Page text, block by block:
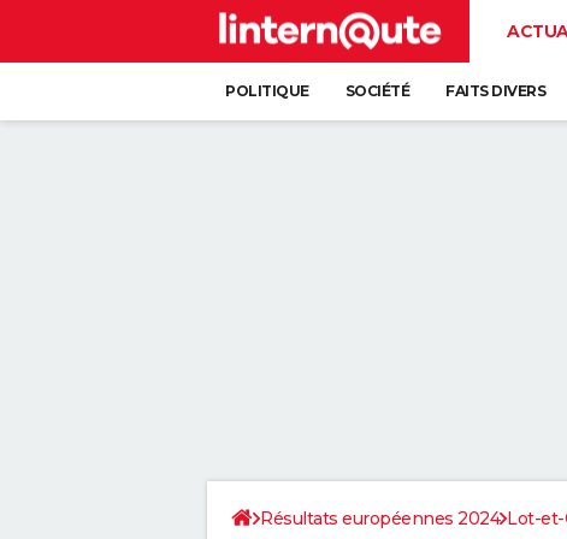
POLITIQUE SOCIÉTÉ FAITS DIVERS
Résultats européennes 2024 Lot-et-